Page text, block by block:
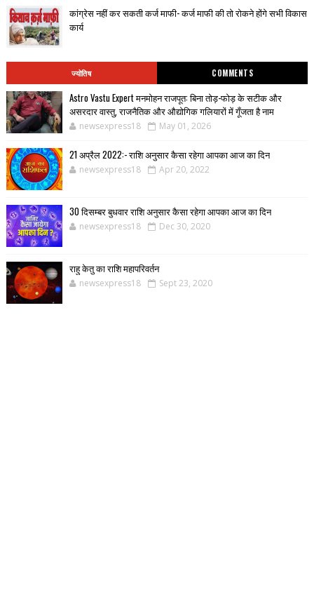
कांग्रेस नहीं कर सकती कर्ज माफी- कर्ज माफी की तो रोकने होंगे सभी विकास
कार्य
ज्योतिष COMMENTS
Astro Vastu Expert मनमोहन राजपूत: बिना तोड़-फोड़ के सटीक और
असरदार वास्तु, राजनैतिक और औद्योगिक गलियारों में गूँजता है नाम
newsexpress18 May 01, 2026
21 अप्रैल 2022:- राशि अनुसार कैसा रहेगा आपका आज का दिन
newsexpress18 Apr 20, 2022
30 दिसम्बर बुधवार राशि अनुसार कैसा रहेगा आपका आज का दिन
newsexpress18 Dec 30, 2020
राहु केतु का राशि महापरिवर्तन
newsexpress18 Sept 23, 2020